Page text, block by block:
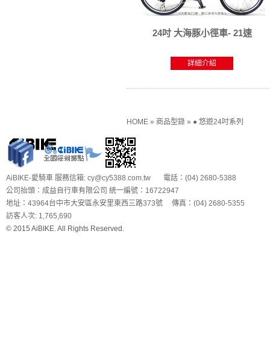
24吋 大海豚小徑車- 21速
詳細介紹
HOME » 商品型錄 » ● 悠遊24吋系列
AiBIKE-愛騎車 服務信箱: cy@cy5388.com.tw 電話：(04) 2680-5388
公司抬頭：成益自行車有限公司 統一編號：16722947
地址：43964台中市大安區永安里東西三路373號 傳真：(04) 2680-5355
訪客人次: 1,765,690
© 2015 AiBIKE. All Rights Reserved.